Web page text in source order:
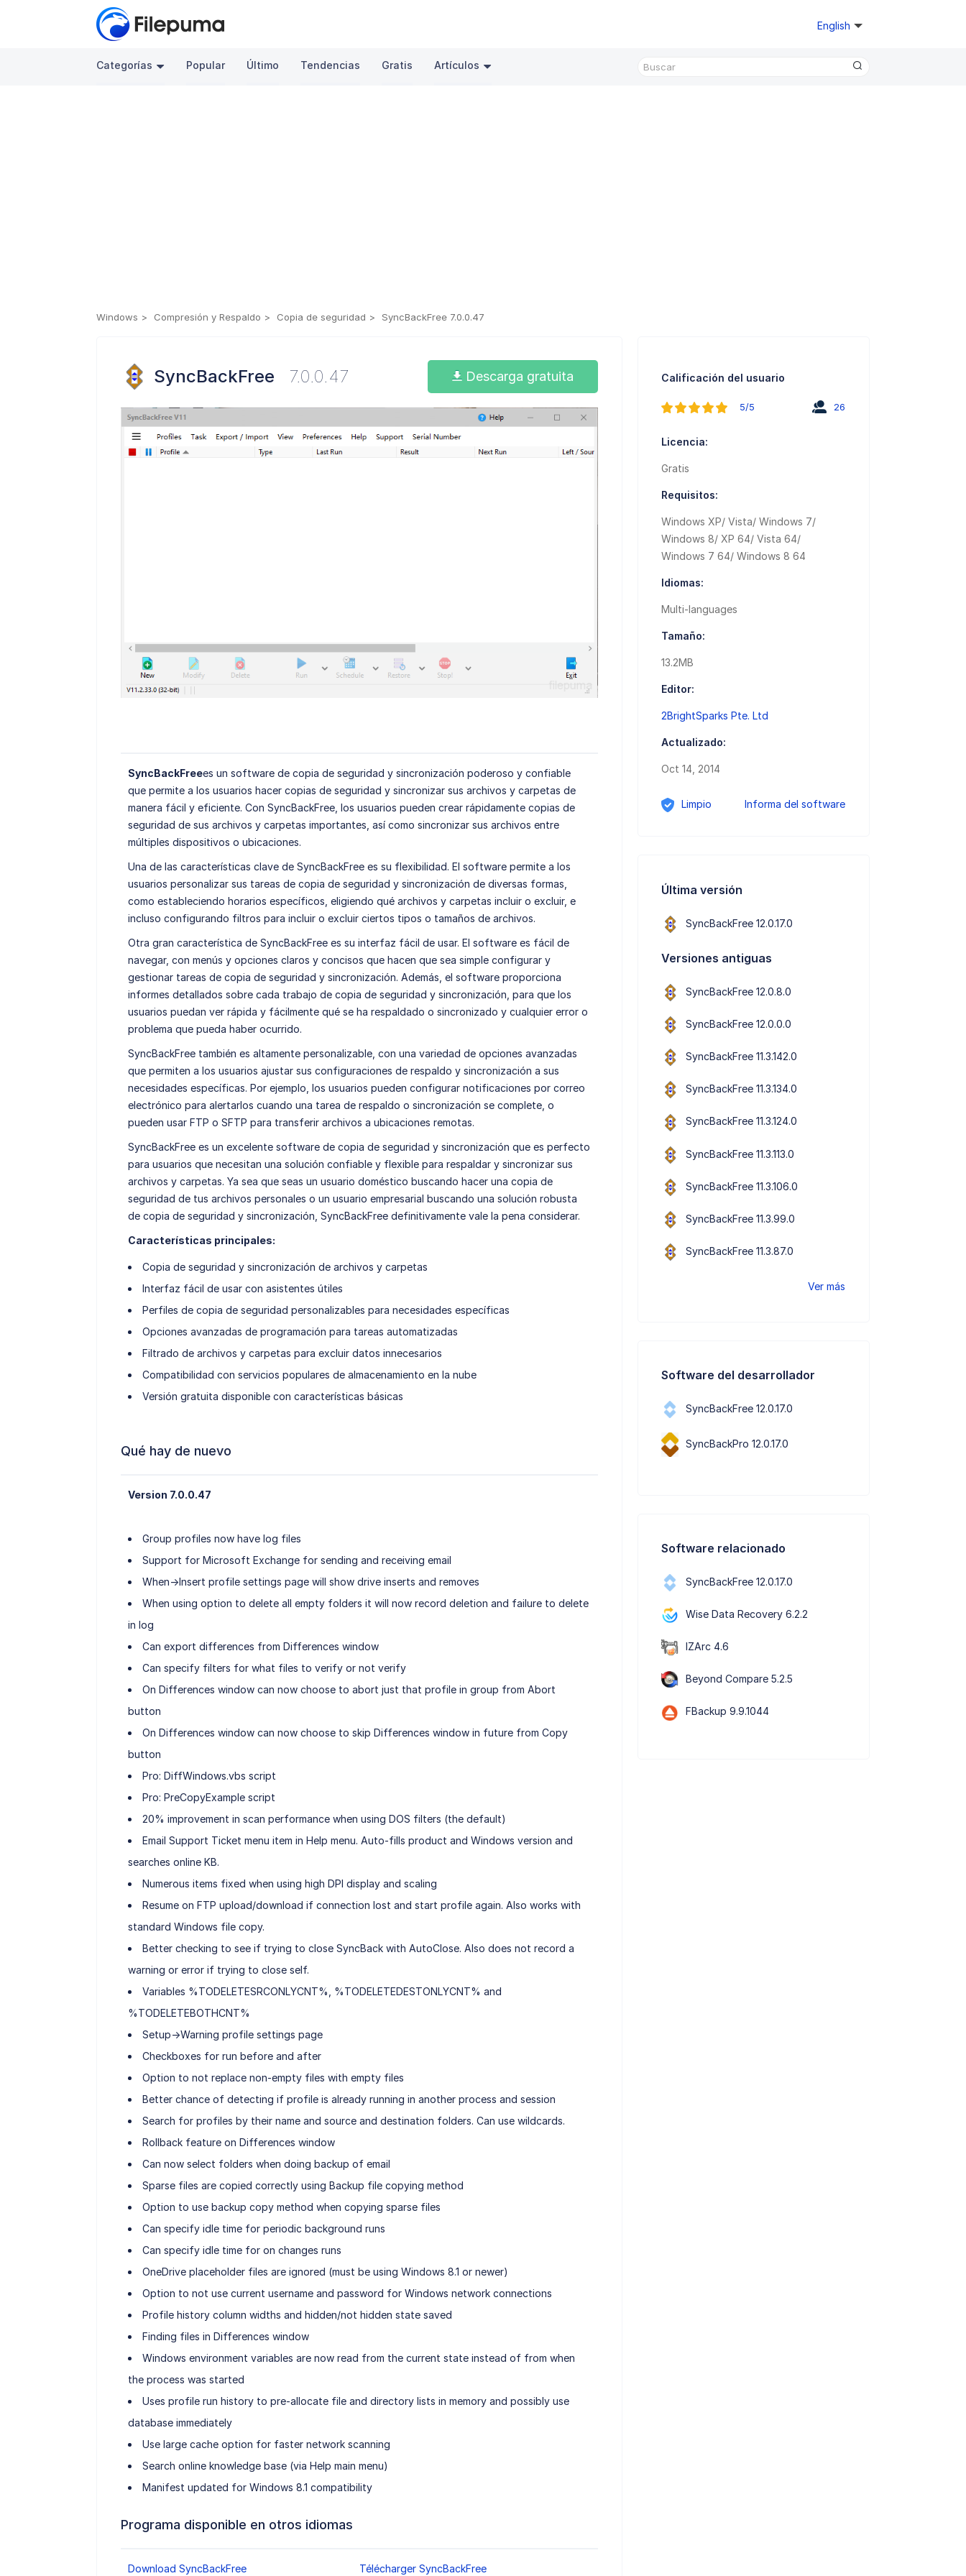
English
Categorías Popular Último Tendencias Gratis Artículos
Windows Compresión y Respaldo Copia de seguridad SyncBackFree 7.0.0.47
SyncBackFree 7.0.0.47 Descarga gratuita
SyncBackFreees un software de copia de seguridad y sincronización poderoso y confiable
que permite a los usuarios hacer copias de seguridad y sincronizar sus archivos y carpetas de
manera fácil y eficiente. Con SyncBackFree, los usuarios pueden crear rápidamente copias de
seguridad de sus archivos y carpetas importantes, así como sincronizar sus archivos entre
múltiples dispositivos o ubicaciones.
Una de las características clave de SyncBackFree es su flexibilidad. El software permite a los
usuarios personalizar sus tareas de copia de seguridad y sincronización de diversas formas,
como estableciendo horarios específicos, eligiendo qué archivos y carpetas incluir o excluir, e
incluso configurando filtros para incluir o excluir ciertos tipos o tamaños de archivos.
Otra gran característica de SyncBackFree es su interfaz fácil de usar. El software es fácil de
navegar, con menús y opciones claros y concisos que hacen que sea simple configurar y
gestionar tareas de copia de seguridad y sincronización. Además, el software proporciona
informes detallados sobre cada trabajo de copia de seguridad y sincronización, para que los
usuarios puedan ver rápida y fácilmente qué se ha respaldado o sincronizado y cualquier error o
problema que pueda haber ocurrido.
SyncBackFree también es altamente personalizable, con una variedad de opciones avanzadas
que permiten a los usuarios ajustar sus configuraciones de respaldo y sincronización a sus
necesidades específicas. Por ejemplo, los usuarios pueden configurar notificaciones por correo
electrónico para alertarlos cuando una tarea de respaldo o sincronización se complete, o
pueden usar FTP o SFTP para transferir archivos a ubicaciones remotas.
SyncBackFree es un excelente software de copia de seguridad y sincronización que es perfecto
para usuarios que necesitan una solución confiable y flexible para respaldar y sincronizar sus
archivos y carpetas. Ya sea que seas un usuario doméstico buscando hacer una copia de
seguridad de tus archivos personales o un usuario empresarial buscando una solución robusta
de copia de seguridad y sincronización, SyncBackFree definitivamente vale la pena considerar.
Características principales:
Copia de seguridad y sincronización de archivos y carpetas
Interfaz fácil de usar con asistentes útiles
Perfiles de copia de seguridad personalizables para necesidades específicas
Opciones avanzadas de programación para tareas automatizadas
Filtrado de archivos y carpetas para excluir datos innecesarios
Compatibilidad con servicios populares de almacenamiento en la nube
Versión gratuita disponible con características básicas
Qué hay de nuevo
Version 7.0.0.47
Group profiles now have log files
Support for Microsoft Exchange for sending and receiving email
When->Insert profile settings page will show drive inserts and removes
When using option to delete all empty folders it will now record deletion and failure to delete
in log
Can export differences from Differences window
Can specify filters for what files to verify or not verify
On Differences window can now choose to abort just that profile in group from Abort
button
On Differences window can now choose to skip Differences window in future from Copy
button
Pro: DiffWindows.vbs script
Pro: PreCopyExample script
20% improvement in scan performance when using DOS filters (the default)
Email Support Ticket menu item in Help menu. Auto-fills product and Windows version and
searches online KB.
Numerous items fixed when using high DPI display and scaling
Resume on FTP upload/download if connection lost and start profile again. Also works with
standard Windows file copy.
Better checking to see if trying to close SyncBack with AutoClose. Also does not record a
warning or error if trying to close self.
Variables %TODELETESRCONLYCNT%, %TODELETEDESTONLYCNT% and
%TODELETEBOTHCNT%
Setup->Warning profile settings page
Checkboxes for run before and after
Option to not replace non-empty files with empty files
Better chance of detecting if profile is already running in another process and session
Search for profiles by their name and source and destination folders. Can use wildcards.
Rollback feature on Differences window
Can now select folders when doing backup of email
Sparse files are copied correctly using Backup file copying method
Option to use backup copy method when copying sparse files
Can specify idle time for periodic background runs
Can specify idle time for on changes runs
OneDrive placeholder files are ignored (must be using Windows 8.1 or newer)
Option to not use current username and password for Windows network connections
Profile history column widths and hidden/not hidden state saved
Finding files in Differences window
Windows environment variables are now read from the current state instead of from when
the process was started
Uses profile run history to pre-allocate file and directory lists in memory and possibly use
database immediately
Use large cache option for faster network scanning
Search online knowledge base (via Help main menu)
Manifest updated for Windows 8.1 compatibility
Programa disponible en otros idiomas
Download SyncBackFree Télécharger SyncBackFree
Calificación del usuario
5/5 26
Licencia:
Gratis
Requisitos:
Windows XP/ Vista/ Windows 7/
Windows 8/ XP 64/ Vista 64/
Windows 7 64/ Windows 8 64
Idiomas:
Multi-languages
Tamaño:
13.2MB
Editor:
2BrightSparks Pte. Ltd
Actualizado:
Oct 14, 2014
Limpio Informa del software
Última versión
SyncBackFree 12.0.17.0
Versiones antiguas
SyncBackFree 12.0.8.0
SyncBackFree 12.0.0.0
SyncBackFree 11.3.142.0
SyncBackFree 11.3.134.0
SyncBackFree 11.3.124.0
SyncBackFree 11.3.113.0
SyncBackFree 11.3.106.0
SyncBackFree 11.3.99.0
SyncBackFree 11.3.87.0
Ver más
Software del desarrollador
SyncBackFree 12.0.17.0
SyncBackPro 12.0.17.0
Software relacionado
SyncBackFree 12.0.17.0
Wise Data Recovery 6.2.2
IZArc 4.6
Beyond Compare 5.2.5
FBackup 9.9.1044